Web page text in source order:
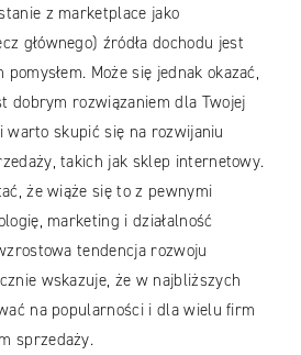
z marketplace jako
głównego) źródła dochodu jest
Może się jednak okazać,
dobrym rozwiązaniem dla Twojej
warto skupić się na rozwijaniu
takich jak sklep internetowy.
że wiąże się to z pewnymi
marketing i działalność
tendencja rozwoju
wskazuje, że w najbliższych
na popularności i dla wielu firm
sprzedaży.